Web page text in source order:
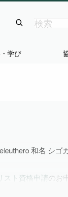
学び
和名 シゴ
スト資格申請のお